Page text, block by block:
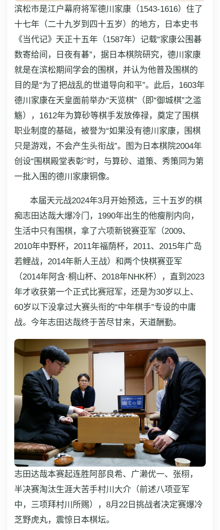
滨松市是江户幕府将军德川家康（1543-1616）住了
十七年（二十九岁到四十五岁）的地方，日本史书
《当代记》天正十五年（1587年）记载“家康公围碁
数寄给间，日夜有碁”，据日本棋院研究，德川家康
就是在滨松期间学会的围棋，并认为他普及围棋的
目的是“为了把战乱的世道导向和平”。此后，1603年
德川家康在天皇面前举办“天览棋”（即“御城棋”之滥
觞），1612年为算砂等棋手发放俸禄，奠定了围棋
职业制度的基础，被誉为“如果没有德川家康，围棋
只是游戏，不会产生头衔战”。图为日本棋院2004年
创设“围棋殿堂表彰”时，与算砂、道策、秀策同为第
一批入围的德川家康铜像。
本届天元战2024年3月开始预选，三十五岁的棋
痴志田达哉大爆冷门，1990年出生的他瘦削内向，
生活中只有围棋，拿了六项新锐赛亚军（2009、
2010年中野杯，2011年福荫杯，2011、2015年广岛
若鲤战，2014年新人王战）和两个快棋赛亚军
（2014年阿含·桐山杯、2018年NHK杯），直到2023
年才收获第一个正式比赛冠军，还是为30岁以上、
60岁以下没拿过大赛头衔的“中年棋手”专设的中庸
战。今年志田达哉终于苦尽甘来，天道酬勤。
志田达哉本赛起连胜阿部良希、广濑优一、张栩，
半决赛淘汰生涯大苦手村川大介（前述八项亚军
中，三项拜村川所赐），8月22日挑战者决定赛爆冷
芝野虎丸，震惊日本棋坛。